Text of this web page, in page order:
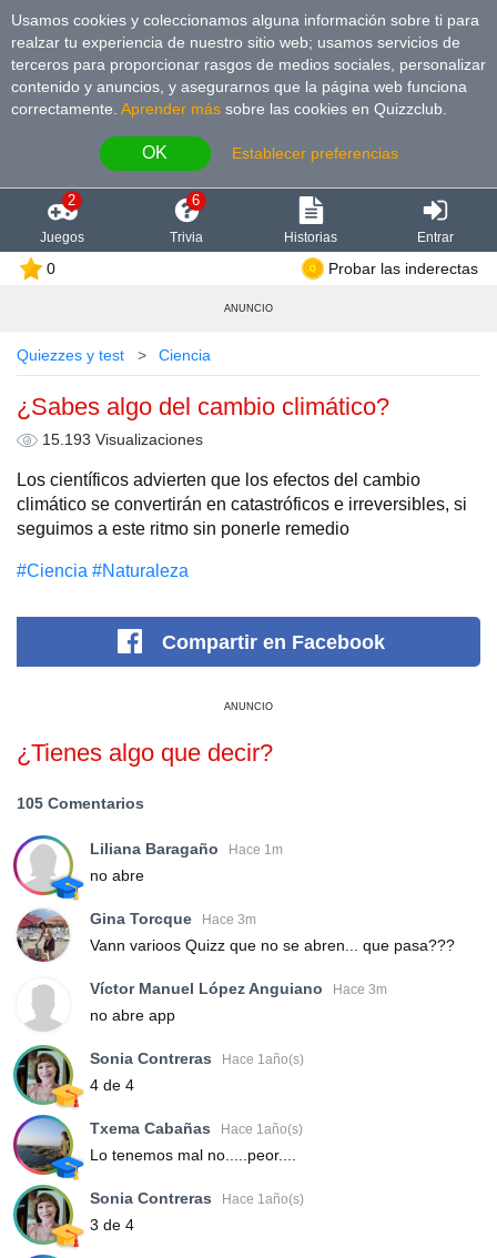
Usamos cookies y coleccionamos alguna información sobre ti para
realzar tu experiencia de nuestro sitio web; usamos servicios de
terceros para proporcionar rasgos de medios sociales, personalizar
contenido y anuncios, y asegurarnos que la página web funciona
correctamente. Aprender más sobre las cookies en Quizzclub.
OK Establecer preferencias
2
Juegos
6
Trivia Historias Entrar
0 Probar las inderectas
ANUNCIO
Quiezzes y test Сiencia
¿Sabes algo del cambio climático?
15.193 Visualizaciones
Los científicos advierten que los efectos del cambio
climático se convertirán en catastróficos e irreversibles, si
seguimos a este ritmo sin ponerle remedio
#Сiencia #Naturaleza
Compartir en Facebook
ANUNCIO
¿Tienes algo que decir?
105 Comentarios
Liliana Baragaño Hace 1m
no abre
Gina Torcque Hace 3m
Vann varioos Quizz que no se abren... que pasa???
Víctor Manuel López Anguiano Hace 3m
no abre app
Sonia Contreras Hace 1año(s)
4 de 4
Txema Cabañas Hace 1año(s)
Lo tenemos mal no.....peor....
Sonia Contreras Hace 1año(s)
3 de 4